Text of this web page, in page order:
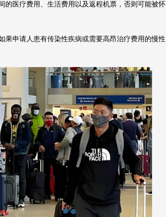
的医疗费用、生活费用以及返程机票，否则可能被怀
果申请人患有传染性疾病或需要高昂治疗费用的慢性